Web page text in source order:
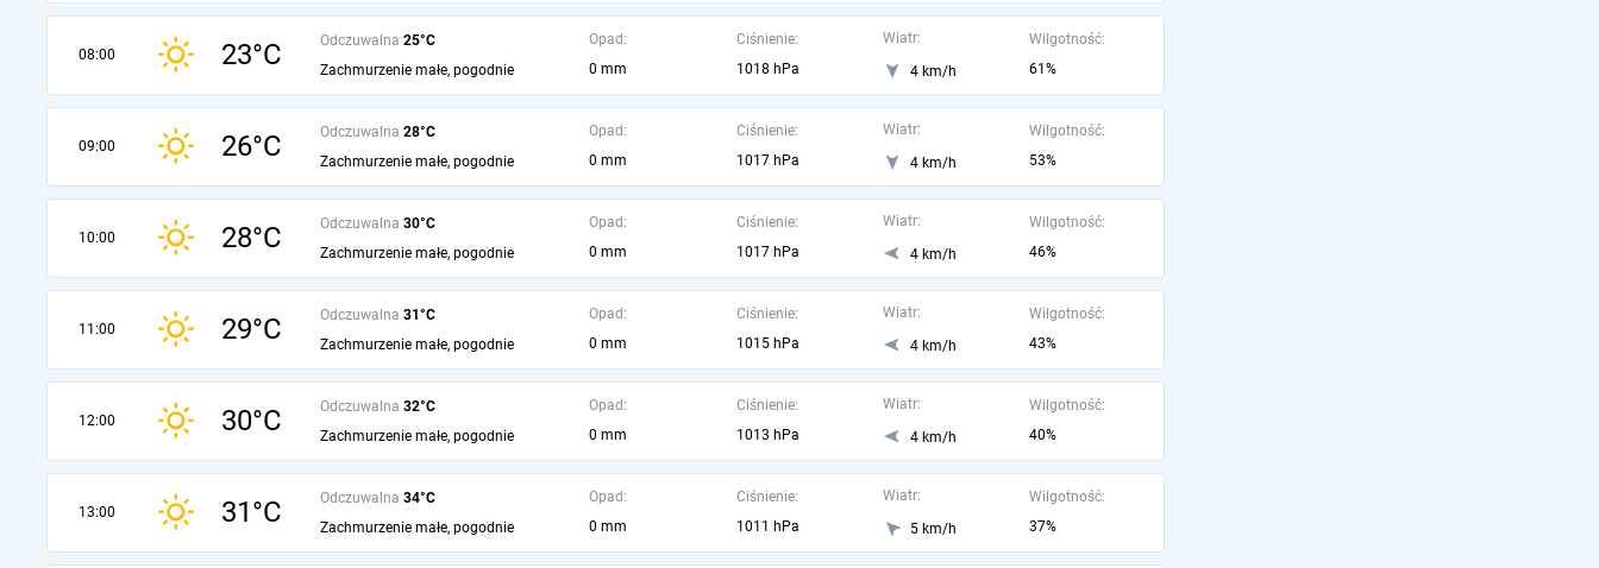
08:00 23°C Odczuwalna 25°C
Zachmurzenie małe, pogodnie
Opad:
0 mm
Ciśnienie:
1018 hPa
Wiatr:
4 km/h
Wilgotność:
61%
09:00 26°C Odczuwalna 28°C
Zachmurzenie małe, pogodnie
Opad:
0 mm
Ciśnienie:
1017 hPa
Wiatr:
4 km/h
Wilgotność:
53%
10:00 28°C Odczuwalna 30°C
Zachmurzenie małe, pogodnie
Opad:
0 mm
Ciśnienie:
1017 hPa
Wiatr:
4 km/h
Wilgotność:
46%
11:00 29°C Odczuwalna 31°C
Zachmurzenie małe, pogodnie
Opad:
0 mm
Ciśnienie:
1015 hPa
Wiatr:
4 km/h
Wilgotność:
43%
12:00 30°C Odczuwalna 32°C
Zachmurzenie małe, pogodnie
Opad:
0 mm
Ciśnienie:
1013 hPa
Wiatr:
4 km/h
Wilgotność:
40%
13:00 31°C Odczuwalna 34°C
Zachmurzenie małe, pogodnie
Opad:
0 mm
Ciśnienie:
1011 hPa
Wiatr:
5 km/h
Wilgotność:
37%